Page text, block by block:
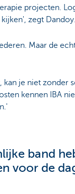
projecten.
zegt Dandoy.
Maar de
kan je niet zonder
kennen IBA
band
voor de